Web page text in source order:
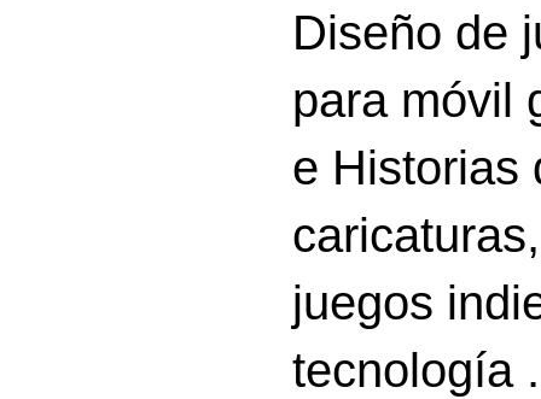
Diseño de
para móvil
e Historias
juegos
tecnología